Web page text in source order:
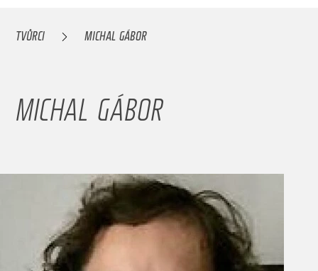
TVŮRCI MICHAL GÁBOR
MICHAL GÁBOR